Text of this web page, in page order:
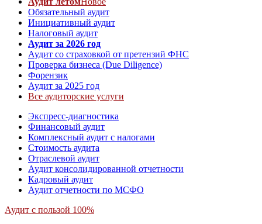
Обязательный аудит
Инициативный аудит
Налоговый аудит
Аудит за 2026 год
Аудит со страховкой от претензий ФНС
Проверка бизнеса (Due Diligence)
Форензик
Аудит за 2025 год
Все аудиторские услуги
Экспресс-диагностика
Финансовый аудит
Комплексный аудит с налогами
Стоимость аудита
Отраслевой аудит
Аудит консолидированной отчетности
Кадровый аудит
Аудит отчетности по МСФО
Аудит с пользой 100%